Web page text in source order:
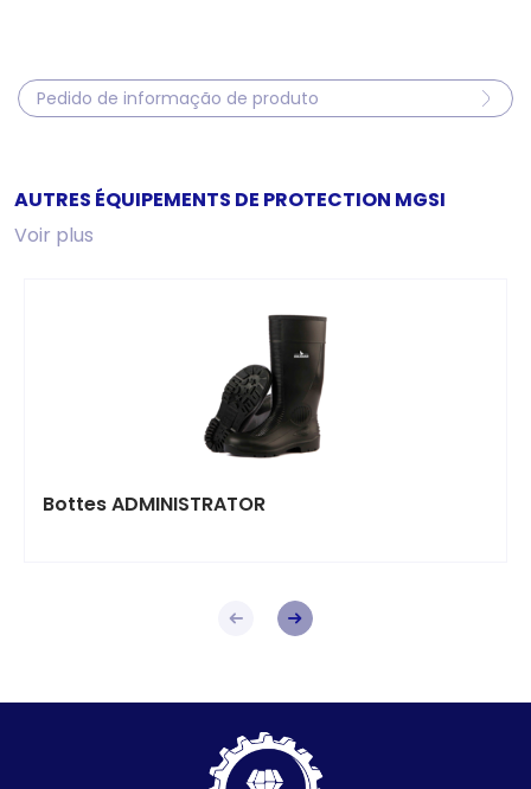
Pedido de informação de produto
AUTRES ÉQUIPEMENTS DE PROTECTION MGSI
Voir plus
Bottes ADMINISTRATOR